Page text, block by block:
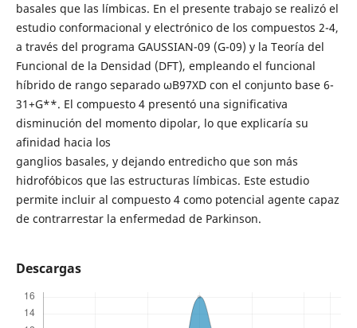
basales que las límbicas. En el presente trabajo se realizó el
estudio conformacional y electrónico de los compuestos 2-4,
a través del programa GAUSSIAN-09 (G-09) y la Teoría del
Funcional de la Densidad (DFT), empleando el funcional
híbrido de rango separado ωB97XD con el conjunto base 6-
31+G**. El compuesto 4 presentó una significativa
disminución del momento dipolar, lo que explicaría su
afinidad hacia los
ganglios basales, y dejando entredicho que son más
hidrofóbicos que las estructuras límbicas. Este estudio
permite incluir al compuesto 4 como potencial agente capaz
de contrarrestar la enfermedad de Parkinson.
Descargas